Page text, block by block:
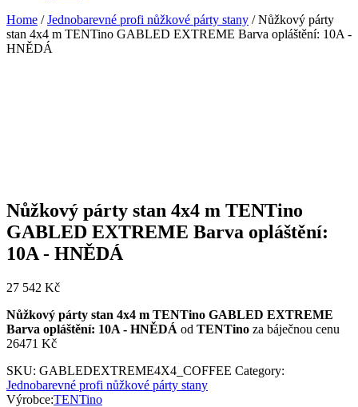
Home /Jednobarevné profi nůžkové párty stany / Nůžkový párty
stan 4x4 m TENTino GABLED EXTREME Barva opláštění: 10A -
HNĚDÁ
Nůžkový párty stan 4x4 m TENTino
GABLED EXTREME Barva opláštění:
10A - HNĚDÁ
27 542 Kč
Nůžkový párty stan 4x4 m TENTino GABLED EXTREME
Barva opláštění: 10A - HNĚDÁ od TENTino za báječnou cenu
26471 Kč
SKU: GABLEDEXTREME4X4_COFFEE Category:
Jednobarevné profi nůžkové párty stany
Výrobce:TENTino